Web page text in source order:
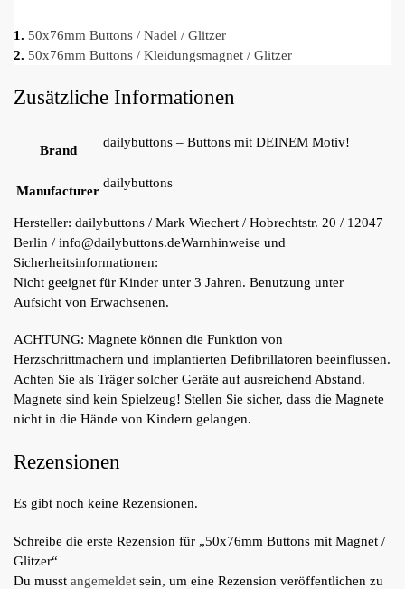
1. 50x76mm Buttons / Nadel / Glitzer
2. 50x76mm Buttons / Kleidungsmagnet / Glitzer
Zusätzliche Informationen
Brand
dailybuttons – Buttons mit DEINEM Motiv!
Manufacturer
dailybuttons
Hersteller: dailybuttons / Mark Wiechert / Hobrechtstr. 20 / 12047
Berlin / info@dailybuttons.deWarnhinweise und
Sicherheitsinformationen:
Nicht geeignet für Kinder unter 3 Jahren. Benutzung unter
Aufsicht von Erwachsenen.
ACHTUNG: Magnete können die Funktion von
Herzschrittmachern und implantierten Defibrillatoren beeinflussen.
Achten Sie als Träger solcher Geräte auf ausreichend Abstand.
Magnete sind kein Spielzeug! Stellen Sie sicher, dass die Magnete
nicht in die Hände von Kindern gelangen.
Rezensionen
Es gibt noch keine Rezensionen.
Schreibe die erste Rezension für „50x76mm Buttons mit Magnet /
Glitzer“
Du musst angemeldet sein, um eine Rezension veröffentlichen zu